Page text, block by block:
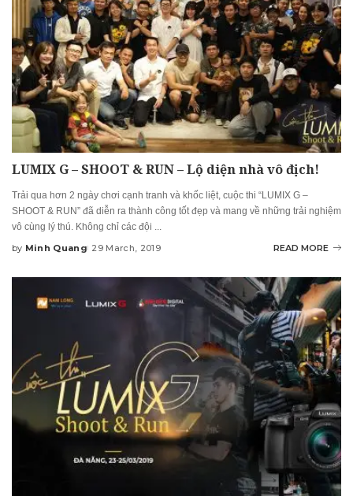
LUMIX G – SHOOT & RUN – Lộ diện nhà vô địch!
Trải qua hơn 2 ngày chơi cạnh tranh và khốc liệt, cuộc thi “LUMIX G –
SHOOT & RUN” đã diễn ra thành công tốt đẹp và mang về những trải nghiệm
vô cùng lý thú. Không chỉ các đội
Posted
by Minh Quang 29 March, 2019 READ MORE